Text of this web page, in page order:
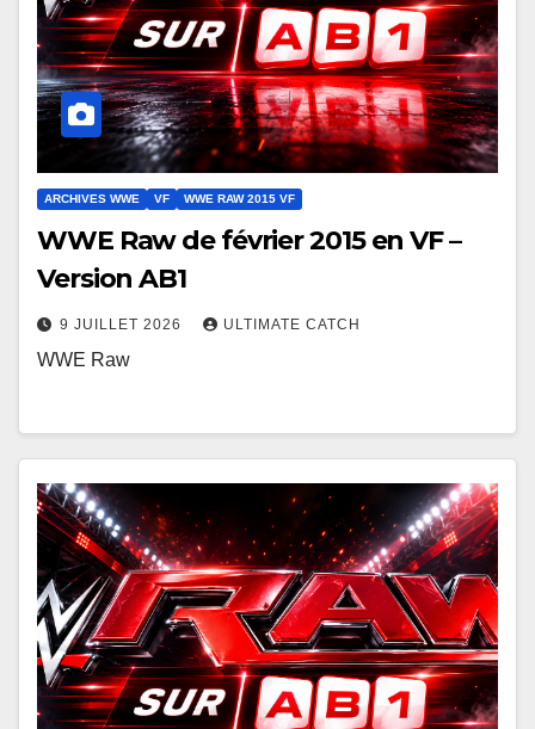
ARCHIVES WWE VF WWE RAW 2015 VF
WWE Raw de février 2015 en VF –
Version AB1
9 JUILLET 2026 ULTIMATE CATCH
WWE Raw